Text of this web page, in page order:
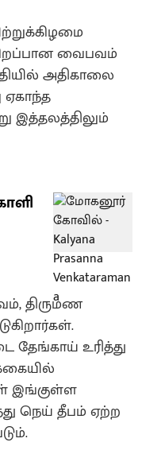
வைபவம்
அதிகாலை
ஏகாந்த
திருமண
தேங்காய் உரித்து
இங்குள்ள
நெய் தீபம் ஏற்ற